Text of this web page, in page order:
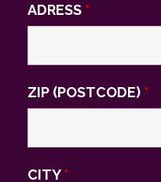
ADRESS *
ZIP (POSTCODE) *
CITY*